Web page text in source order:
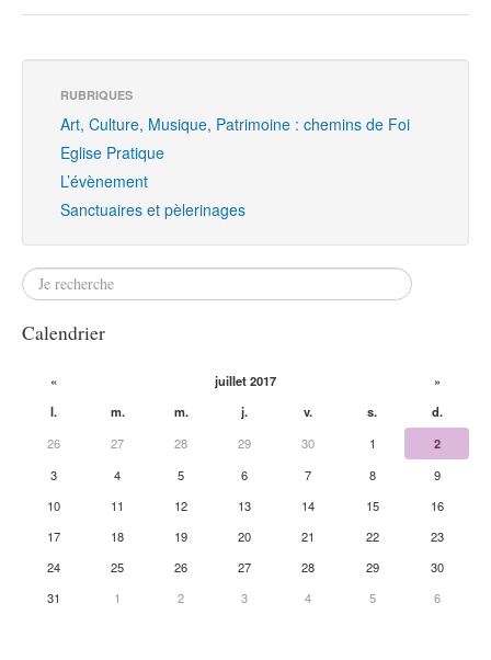
RUBRIQUES
Art, Culture, Musique, Patrimoine : chemins de Foi
Eglise Pratique
L’évènement
Sanctuaires et pèlerinages
Calendrier
« juillet 2017
»
l.
m. m. j. v. s.
d.
26
27 28 29 30 1
2
3
4 5 6 7 8
9
10
11 12 13 14 15
16
17
18 19 20 21 22
23
24
25 26 27 28 29
30
31
1 2 3 4 5 6